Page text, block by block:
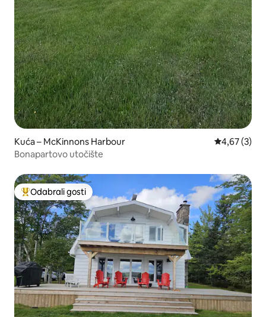
Kuća – McKinnons Harbour Prosječna
4,67 (3)
Bonapartovo utočište
Među najviše rangiranima s oznakom „Odabrali gosti”
Odabrali gosti